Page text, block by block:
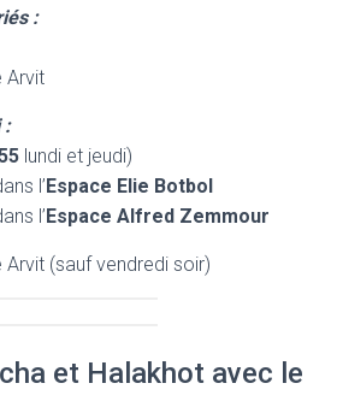
:
Arvit
:
lundi et jeudi)
l’Espace Elie Botbol
l’Espace Alfred Zemmour
Arvit (sauf vendredi soir)
et Halakhot avec le